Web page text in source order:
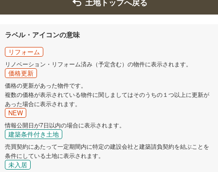
土地トップへ戻る
ラベル・アイコンの意味
リフォーム
リノベーション・リフォーム済み（予定含む）の物件に表示されます。
価格更新
価格の更新があった物件です。
複数の価格が表示されている物件に関しましてはそのうちの１つ以上に更新が
あった場合に表示されます。
NEW
情報公開日が7日以内の場合に表示されます。
建築条件付き土地
売買契約にあたって一定期間内に特定の建設会社と建築請負契約を結ぶことを
条件にしている土地に表示されます。
未入居